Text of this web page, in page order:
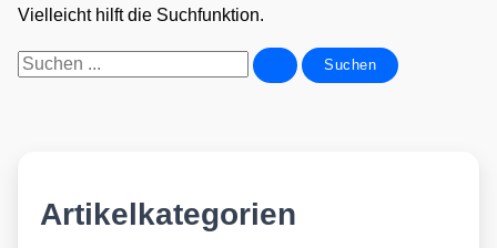
Vielleicht hilft die Suchfunktion.
Suchen
Artikelkategorien